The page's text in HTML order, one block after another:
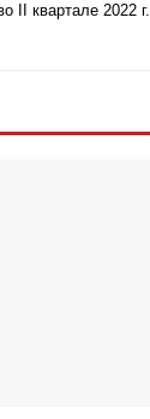
II квартале 2022 г.